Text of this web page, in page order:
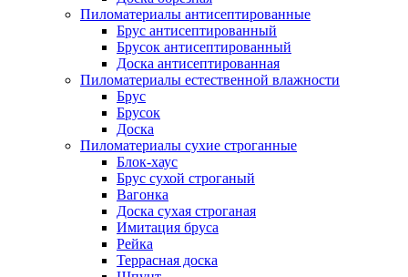
Пиломатериалы антисептированные
Брус антисептированный
Брусок антисептированный
Доска антисептированная
Пиломатериалы естественной влажности
Брус
Брусок
Доска
Пиломатериалы сухие строганные
Блок-хаус
Брус сухой строганый
Вагонка
Доска сухая строганая
Имитация бруса
Рейка
Террасная доска